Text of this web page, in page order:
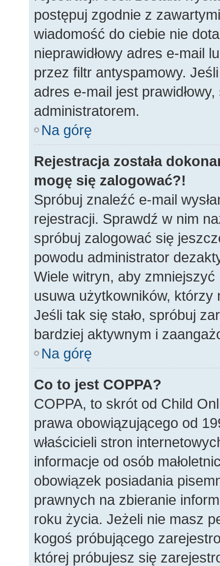
postępuj zgodnie z
wiadomość do ciebie nie
nieprawidłowy adres e-mail
przez filtr antyspamowy.
adres e-mail jest
administratorem.
Na górę
Rejestracja została
mogę się zalogować?!
Spróbuj znaleźć e-mail
rejestracji. Sprawdź w nim
spróbuj zalogować się
powodu administrator
Wiele witryn, aby
usuwa użytkowników, którzy
Jeśli tak się stało, spróbuj
bardziej aktywnym i
Na górę
Co to jest COPPA?
COPPA, to skrót od Child
prawa obowiązującego od
właścicieli stron
informacje od osób
obowiązek posiadania
prawnych na zbieranie
roku życia. Jeżeli nie masz
kogoś próbującego
której próbujesz się